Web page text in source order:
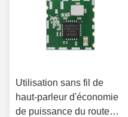
Utilisation sans fil de
haut-parleur d'économie
de puissance du routeur